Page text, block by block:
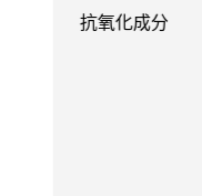
抗氧化成分​